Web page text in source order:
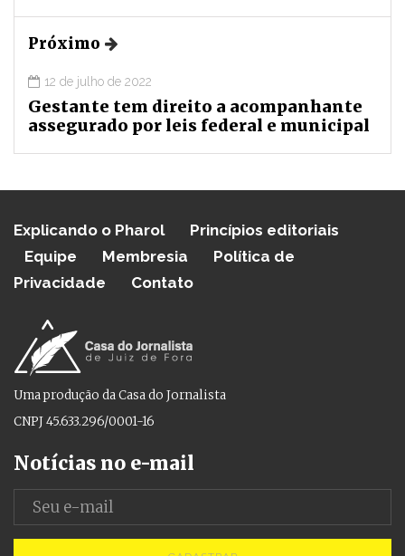
Próximo
12 de julho de 2022
Gestante tem direito a acompanhante
assegurado por leis federal e municipal
Explicando o Pharol
Princípios editoriais
Equipe
Membresia
Política de
Privacidade
Contato
Uma produção da Casa do Jornalista
CNPJ 45.633.296/0001-16
Notícias no e-mail